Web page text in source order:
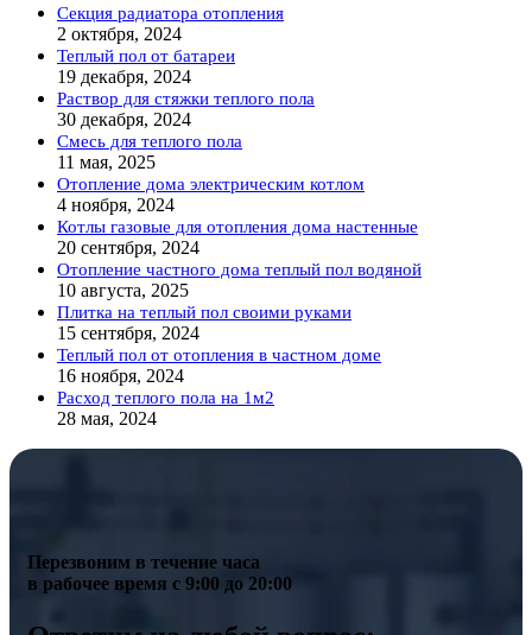
Секция радиатора отопления
2 октября, 2024
Теплый пол от батареи
19 декабря, 2024
Раствор для стяжки теплого пола
30 декабря, 2024
Смесь для теплого пола
11 мая, 2025
Отопление дома электрическим котлом
4 ноября, 2024
Котлы газовые для отопления дома настенные
20 сентября, 2024
Отопление частного дома теплый пол водяной
10 августа, 2025
Плитка на теплый пол своими руками
15 сентября, 2024
Теплый пол от отопления в частном доме
16 ноября, 2024
Расход теплого пола на 1м2
28 мая, 2024
Перезвоним в течение часа
в рабочее время с 9:00 до 20:00